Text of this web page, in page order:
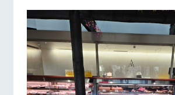
営業時
間・料金
交通アク
季節の移り変わ
りを存分に味わ
う
森の雄大な自
なかで動物と
れあう
レストラ
ン
ショッ
／お買
物
お知らせ
ブログ
お問い合わせ・資料請求
生産品カタログ・資料DL
English (Google Translate)
イベント/フェア レストラン/BBQ
動物とふれあう アクティビティ/体験